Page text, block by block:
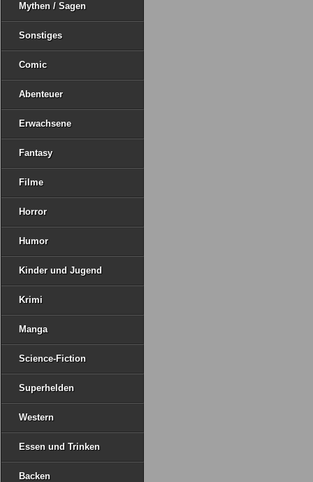
Mythen / Sagen
Sonstiges
Comic
Abenteuer
Erwachsene
Fantasy
Filme
Horror
Humor
Kinder und Jugend
Krimi
Manga
Science-Fiction
Superhelden
Western
Essen und Trinken
Backen